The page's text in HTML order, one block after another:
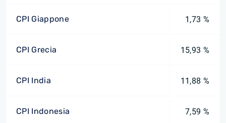
CPI Giappone 1,73 %
CPI Grecia 15,93 %
CPI India 11,88 %
CPI Indonesia 7,59 %